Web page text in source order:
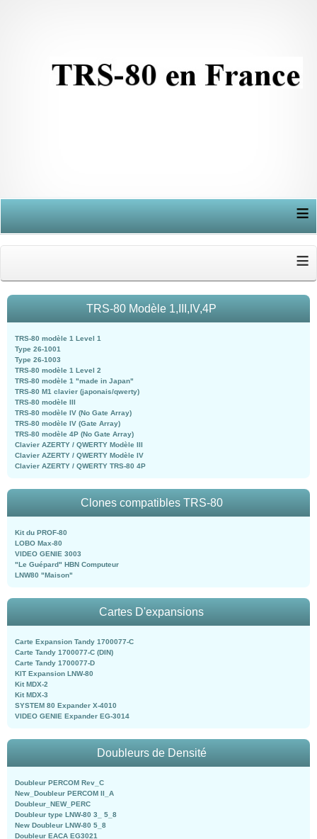
≡
≡
TRS-80 Modèle 1,III,IV,4P
TRS-80 modèle 1 Level 1
Type 26-1001
Type 26-1003
TRS-80 modèle 1 Level 2
TRS-80 modèle 1 "made in Japan"
TRS-80 M1 clavier (japonais/qwerty)
TRS-80 modèle III
TRS-80 modèle IV (No Gate Array)
TRS-80 modèle IV (Gate Array)
TRS-80 modèle 4P (No Gate Array)
Clavier AZERTY / QWERTY Modèle III
Clavier AZERTY / QWERTY Modèle IV
Clavier AZERTY / QWERTY TRS-80 4P
Clones compatibles TRS-80
Kit du PROF-80
LOBO Max-80
VIDEO GENIE 3003
"Le Guépard" HBN Computeur
LNW80 "Maison"
Cartes D'expansions
Carte Expansion Tandy 1700077-C
Carte Tandy 1700077-C (DIN)
Carte Tandy 1700077-D
KIT Expansion LNW-80
Kit MDX-2
Kit MDX-3
SYSTEM 80 Expander X-4010
VIDEO GENIE Expander EG-3014
Doubleurs de Densité
Doubleur PERCOM Rev_C
New_Doubleur PERCOM II_A
Doubleur_NEW_PERC
Doubleur type LNW-80 3_ 5_8
New Doubleur LNW-80 5_8
Doubleur EACA EG3021